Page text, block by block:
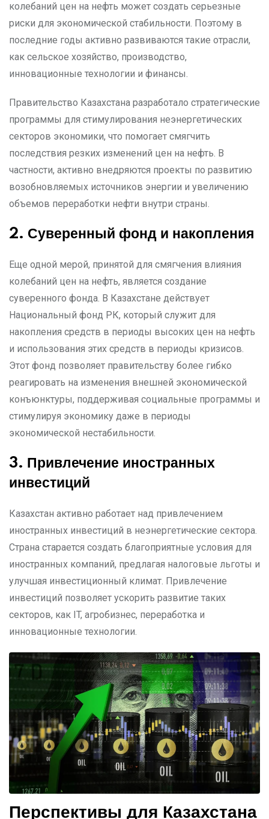
колебаний цен на нефть может создать серьезные
риски для экономической стабильности. Поэтому в
последние годы активно развиваются такие отрасли,
как сельское хозяйство, производство,
инновационные технологии и финансы.
Правительство Казахстана разработало стратегические
программы для стимулирования неэнергетических
секторов экономики, что помогает смягчить
последствия резких изменений цен на нефть. В
частности, активно внедряются проекты по развитию
возобновляемых источников энергии и увеличению
объемов переработки нефти внутри страны.
2. Суверенный фонд и накопления
Еще одной мерой, принятой для смягчения влияния
колебаний цен на нефть, является создание
суверенного фонда. В Казахстане действует
Национальный фонд РК, который служит для
накопления средств в периоды высоких цен на нефть
и использования этих средств в периоды кризисов.
Этот фонд позволяет правительству более гибко
реагировать на изменения внешней экономической
конъюнктуры, поддерживая социальные программы и
стимулируя экономику даже в периоды
экономической нестабильности.
3. Привлечение иностранных
инвестиций
Казахстан активно работает над привлечением
иностранных инвестиций в неэнергетические сектора.
Страна старается создать благоприятные условия для
иностранных компаний, предлагая налоговые льготы и
улучшая инвестиционный климат. Привлечение
инвестиций позволяет ускорить развитие таких
секторов, как IT, агробизнес, переработка и
инновационные технологии.
Перспективы для Казахстана